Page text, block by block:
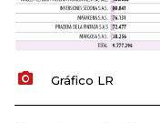
Gráfico LR